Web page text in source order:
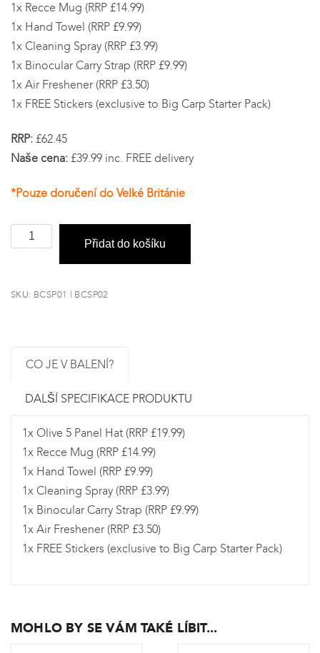
1x Recce Mug (RRP £14.99)
1x Hand Towel (RRP £9.99)
1x Cleaning Spray (RRP £3.99)
1x Binocular Carry Strap (RRP £9.99)
1x Air Freshener (RRP £3.50)
1x FREE Stickers (exclusive to Big Carp Starter Pack)
RRP: £62.45
Naše cena: £39.99 inc. FREE delivery
*Pouze doručení do Velké Británie
Carp
Pack
Přidat do košíku
SKU: BCSP01 | BCSP02
CO JE V BALENÍ?
DALŠÍ SPECIFIKACE PRODUKTU
1x Olive 5 Panel Hat (RRP £19.99)
1x Recce Mug (RRP £14.99)
1x Hand Towel (RRP £9.99)
1x Cleaning Spray (RRP £3.99)
1x Binocular Carry Strap (RRP £9.99)
1x Air Freshener (RRP £3.50)
1x FREE Stickers (exclusive to Big Carp Starter Pack)
MOHLO BY SE VÁM TAKÉ LÍBIT...